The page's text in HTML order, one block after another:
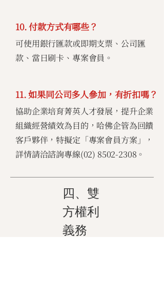
10. 付款方式有哪些？
可使用銀行匯款或即期支票、公司匯
款、當日刷卡、專案會員。
11. 如果同公司多人參加，有折扣嗎？
協助企業培育菁英人才發展，提升企業
組織經營績效為目的，哈佛企管為回饋
客戶夥伴，特擬定「專案會員方案」，
詳情請洽諮詢專線(02) 8502-2308 。
四、雙
方權利
義務